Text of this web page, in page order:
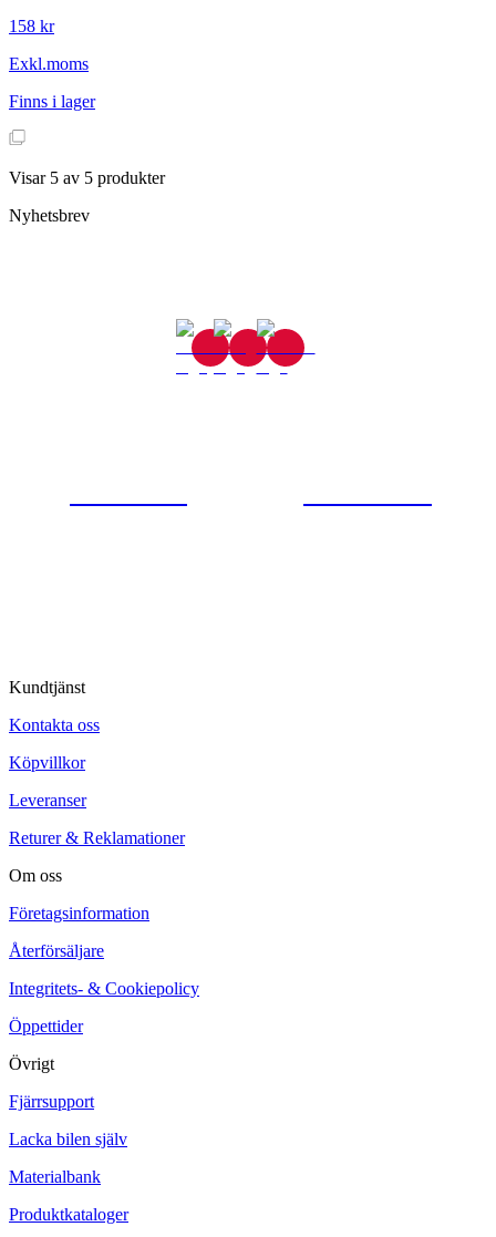
158 kr
Exkl.moms
Finns i lager
Visar5 av 5 produkter
Nyhetsbrev
Kundtjänst
Kontakta oss
Köpvillkor
Leveranser
Returer & Reklamationer
Om oss
Företagsinformation
Återförsäljare
Integritets- & Cookiepolicy
Öppettider
Övrigt
Fjärrsupport
Lacka bilen själv
Materialbank
Produktkataloger